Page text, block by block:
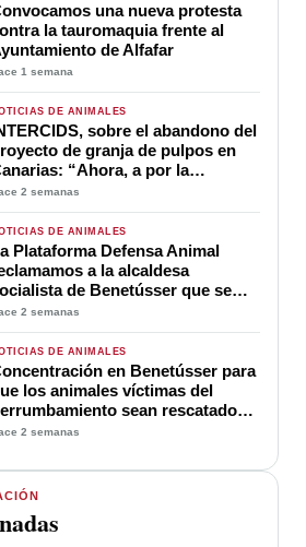
una nueva protesta
la tauromaquia frente al
de Alfafar
1 semana
DE ANIMALES
sobre el abandono del
de granja de pulpos en
“Ahora, a por la
definitiva”
2 semanas
DE ANIMALES
Plataforma Defensa Animal
a la alcaldesa
de Benetússer que se
por asegurar que no había
entre los escombros
2 semanas
DE ANIMALES
en Benetússer para
los animales víctimas del
sean rescatados
urgencia
2 semanas